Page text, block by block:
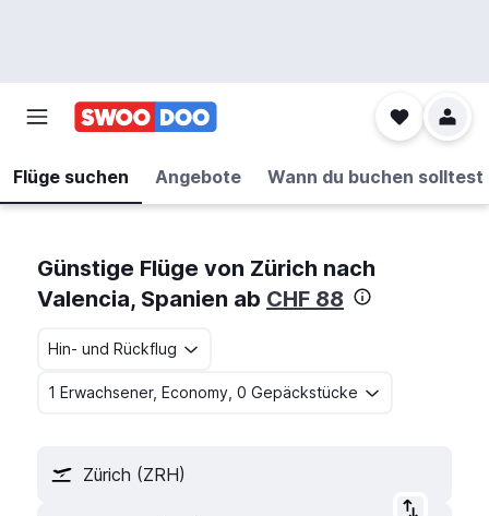
Flüge suchen Angebote Wann du buchen solltest
Günstige Flüge von Zürich nach
Valencia, Spanien ab CHF 88
Hin- und Rückflug
1 Erwachsener, Economy, 0 Gepäckstücke
Zürich (ZRH)